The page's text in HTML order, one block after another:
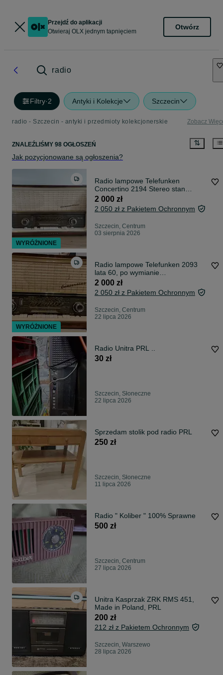
Przejdź do aplikacji
Otwieraj OLX jednym tapnięciem
Otwórz
radio
Filtry·2 Antyki i Kolekcje Szczecin
radio - Szczecin - antyki i przedmioty kolekcjonerskie Zobacz
ZNALEŹLIŚMY 98 OGŁOSZEŃ
Jak pozycjonowane są ogłoszenia?
Radio lampowe Telefunken
Concertino 2194 Stereo stan
kolekcjonerski TOP stan! 1960r
2 000 zł
2 050 zł z Pakietem Ochronnym
Szczecin, Centrum
03 sierpnia 2026
Radio lampowe Telefunken 2093
lata 60, po wymianie
lamp,serwisie,czyszczeniu
2 000 zł
2 050 zł z Pakietem Ochronnym
Szczecin, Centrum
22 lipca 2026
Radio Unitra PRL ..
30 zł
Szczecin, Słoneczne
22 lipca 2026
Sprzedam stolik pod radio PRL
250 zł
Szczecin, Słoneczne
11 lipca 2026
Radio " Koliber " 100% Sprawne
500 zł
Szczecin, Centrum
27 lipca 2026
Unitra Kasprzak ZRK RMS 451,
Made in Poland, PRL
200 zł
212 zł z Pakietem Ochronnym
Szczecin, Warszewo
28 lipca 2026
WYRÓŻNIONE
WYRÓŻNIONE